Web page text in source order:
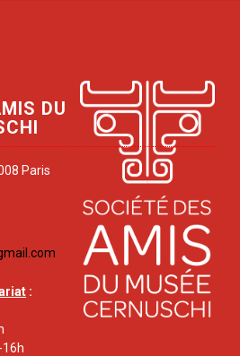
DU
Paris
:
16h